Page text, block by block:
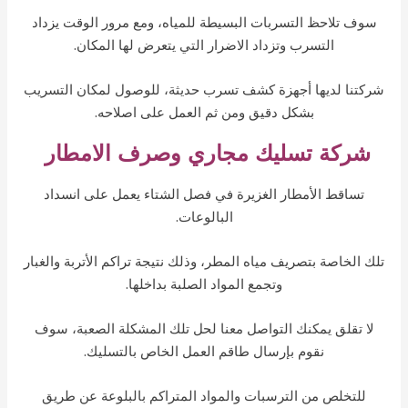
سوف تلاحظ التسربات البسيطة للمياه، ومع مرور الوقت يزداد
التسرب وتزداد الاضرار التي يتعرض لها المكان.
لديها أجهزة كشف تسرب حديثة، للوصول لمكان التسريب
بشكل دقيق ومن ثم العمل على اصلاحه.
شركة تسليك مجاري وصرف الامطار
تساقط الأمطار الغزيرة في فصل الشتاء يعمل على انسداد
البالوعات.
الخاصة بتصريف مياه المطر، وذلك نتيجة تراكم الأتربة والغبار
وتجمع المواد الصلبة بداخلها.
لا تقلق يمكنك التواصل معنا لحل تلك المشكلة الصعبة، سوف
نقوم بإرسال طاقم العمل الخاص بالتسليك.
للتخلص من الترسبات والمواد المتراكم بالبلوعة عن طريق